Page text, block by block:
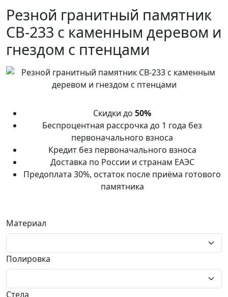
Резной гранитный памятник
СВ-233 с каменным деревом и
гнездом с птенцами
Скидки до 50%
Беспроцентная рассрочка до 1 года без
первоначального взноса
Кредит без первоначального взноса
Доставка по России и странам ЕАЭС
Предоплата 30%, остаток после приёма готового
памятника
Материал
Полировка
Стела